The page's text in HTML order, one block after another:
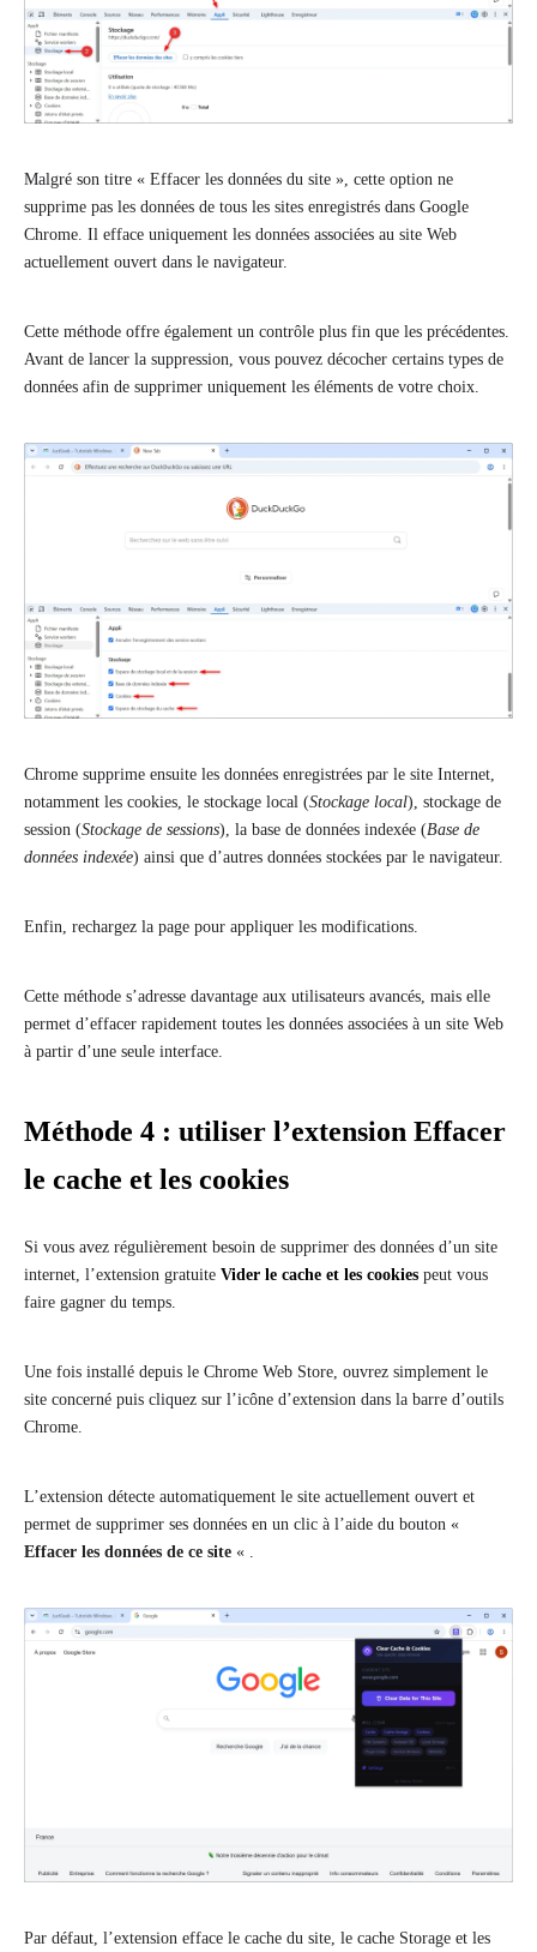
Malgré son titre « Effacer les données du site », cette option ne
supprime pas les données de tous les sites enregistrés dans Google
Chrome. Il efface uniquement les données associées au site Web
actuellement ouvert dans le navigateur.
Cette méthode offre également un contrôle plus fin que les précédentes.
Avant de lancer la suppression, vous pouvez décocher certains types de
données afin de supprimer uniquement les éléments de votre choix.
Chrome supprime ensuite les données enregistrées par le site Internet,
notamment les cookies, le stockage local (Stockage local), stockage de
session (Stockage de sessions), la base de données indexée (Base de
données indexée) ainsi que d’autres données stockées par le navigateur.
Enfin, rechargez la page pour appliquer les modifications.
Cette méthode s’adresse davantage aux utilisateurs avancés, mais elle
permet d’effacer rapidement toutes les données associées à un site Web
à partir d’une seule interface.
Méthode 4 : utiliser l’extension Effacer
le cache et les cookies
Si vous avez régulièrement besoin de supprimer des données d’un site
internet, l’extension gratuite Vider le cache et les cookies peut vous
faire gagner du temps.
Une fois installé depuis le Chrome Web Store, ouvrez simplement le
site concerné puis cliquez sur l’icône d’extension dans la barre d’outils
Chrome.
L’extension détecte automatiquement le site actuellement ouvert et
permet de supprimer ses données en un clic à l’aide du bouton «
Effacer les données de ce site « .
Par défaut, l’extension efface le cache du site, le cache Storage et les